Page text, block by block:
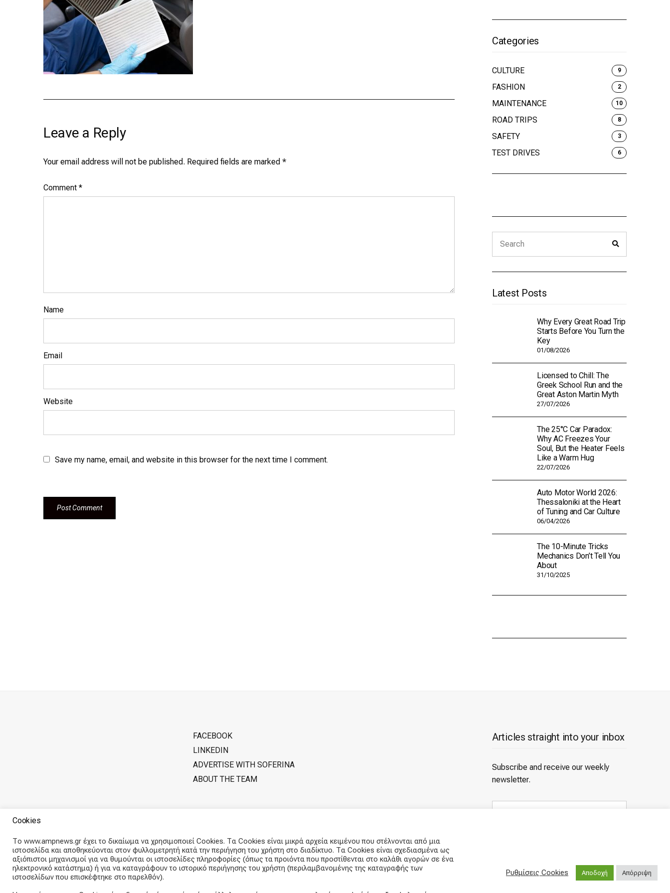
Leave a Reply
Your email address will not be published. Required fields are marked *
Comment *
Name
Email
Website
Save my name, email, and website in this browser for the next time I comment.
Categories
CULTURE 9
FASHION 2
MAINTENANCE 10
ROAD TRIPS 8
SAFETY 3
TEST DRIVES 6
for:
Latest Posts
Why Every Great Road Trip
Starts Before You Turn the
Key
01/08/2026
Licensed to Chill: The
Greek School Run and the
Great Aston Martin Myth
27/07/2026
The 25°C Car Paradox:
Why AC Freezes Your
Soul, But the Heater Feels
Like a Warm Hug
22/07/2026
Auto Motor World 2026:
Thessaloniki at the Heart
of Tuning and Car Culture
06/04/2026
The 10-Minute Tricks
Mechanics Don’t Tell You
About
31/10/2025
FACEBOOK
LINKEDIN
ADVERTISE WITH SOFERINA
ABOUT THE TEAM
Articles straight into your inbox
Subscribe and receive our weekly
newsletter.
Cookies
Το www.ampnews.gr έχει το δικαίωμα να χρησιμοποιεί Cookies. Τα Cookies είναι μικρά αρχεία κειμένου που στέλνονται από μια
ιστοσελίδα και αποθηκεύονται στον φυλλομετρητή κατά την περιήγηση του χρήστη στο διαδίκτυο. Τα Cookies είναι σχεδιασμένα ως
αξιόπιστοι μηχανισμοί για να θυμούνται οι ιστοσελίδες πληροφορίες (όπως τα προιόντα που προστίθενται στο καλάθι αγορών σε ένα
ηλεκτρονικό κατάστημα) ή για να καταγράφουν το ιστορικό περιήγησης του χρήστη (περιλαμβανομένης της καταγραφής των
ιστοσελίδων που επισκέφτηκε στο παρελθόν).
Ρυθμίσεις Cookies Αποδοχή Απόρριψη